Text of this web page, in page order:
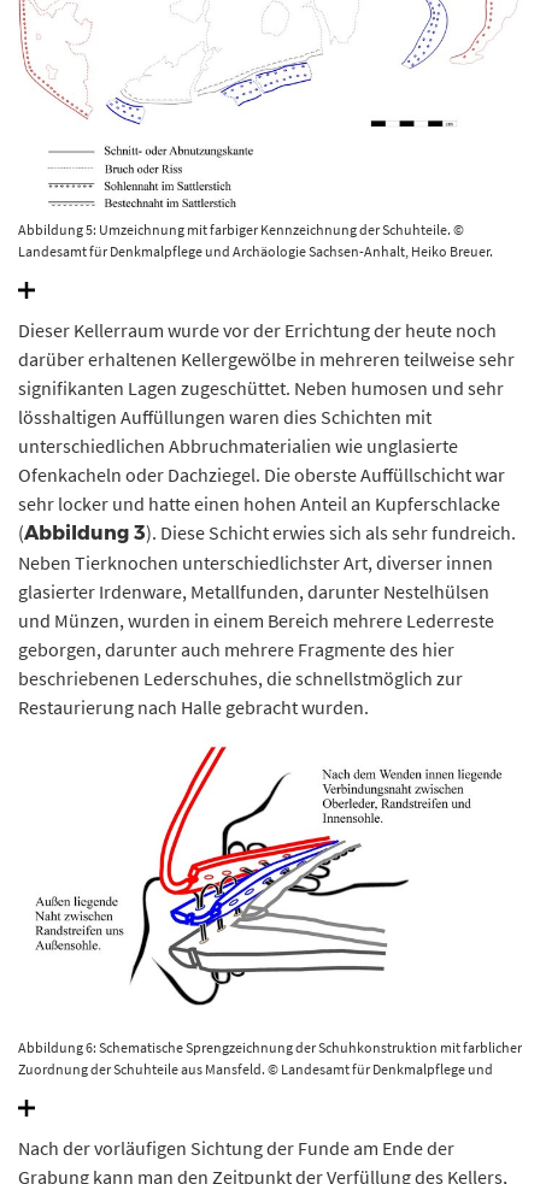
Abbildung 5: Umzeichnung mit farbiger Kennzeichnung der Schuhteile. ©
Landesamt für Denkmalpflege und Archäologie Sachsen-Anhalt, Heiko Breuer.
Dieser Kellerraum wurde vor der Errichtung der heute noch
darüber erhaltenen Kellergewölbe in mehreren teilweise sehr
signifikanten Lagen zugeschüttet. Neben humosen und sehr
lösshaltigen Auffüllungen waren dies Schichten mit
unterschiedlichen Abbruchmaterialien wie unglasierte
Ofenkacheln oder Dachziegel. Die oberste Auffüllschicht war
sehr locker und hatte einen hohen Anteil an Kupferschlacke
(Abbildung 3). Diese Schicht erwies sich als sehr fundreich.
Neben Tierknochen unterschiedlichster Art, diverser innen
glasierter Irdenware, Metallfunden, darunter Nestelhülsen
und Münzen, wurden in einem Bereich mehrere Lederreste
geborgen, darunter auch mehrere Fragmente des hier
beschriebenen Lederschuhes, die schnellstmöglich zur
Restaurierung nach Halle gebracht wurden.
Abbildung 6: Schematische Sprengzeichnung der Schuhkonstruktion mit farblicher
Zuordnung der Schuhteile aus Mansfeld. © Landesamt für Denkmalpflege und
Nach der vorläufigen Sichtung der Funde am Ende der
Grabung kann man den Zeitpunkt der Verfüllung des Kellers,